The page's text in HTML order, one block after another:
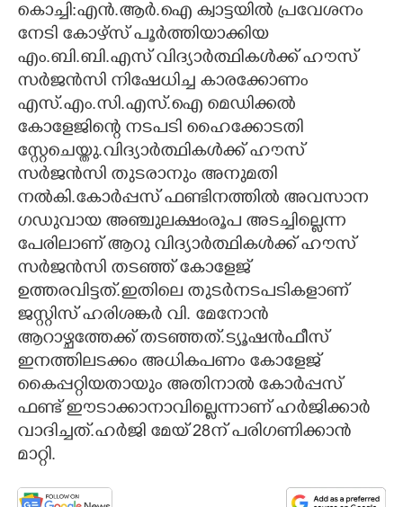
CARTOONS
LITERATURE
ZOOM
CONTACT US
കൊച്ചി:എൻ.ആർ.ഐ ക്വാട്ടയിൽ പ്രവേശനം
നേടി കോഴ്സ് പൂർത്തിയാക്കിയ
എം.ബി.ബി.എസ് വിദ്യാർത്ഥികൾക്ക് ഹൗസ്
സർജൻസി നിഷേധിച്ച കാരക്കോണം
എസ്.എം.സി.എസ്.ഐ മെഡിക്കൽ
കോളേജിന്റെ നടപടി ഹൈക്കോടതി
സ്റ്റേചെയ്തു.വിദ്യാർത്ഥികൾക്ക് ഹൗസ്
സർജൻസി തുടരാനും അനുമതി
നൽകി.കോർപ്പസ് ഫണ്ടിനത്തിൽ അവസാന
ഗഡുവായ അഞ്ചുലക്ഷംരൂപ അടച്ചില്ലെന്ന
പേരിലാണ് ആറു വിദ്യാർത്ഥികൾക്ക് ഹൗസ്
സർജൻസി തടഞ്ഞ് കോളേജ്
ഉത്തരവിട്ടത്.ഇതിലെ തുടർനടപടികളാണ്
ജസ്റ്റിസ് ഹരിശങ്കർ വി. മേനോൻ
ആറാഴ്ചത്തേക്ക് തടഞ്ഞത്.ട്യൂഷൻഫീസ്
ഇനത്തിലടക്കം അധികപണം കോളേജ്
കൈപ്പറ്റിയതായും അതിനാൽ കോർപ്പസ്
ഫണ്ട് ഈടാക്കാനാവില്ലെന്നാണ് ഹർജിക്കാർ
വാദിച്ചത്.ഹർജി മേയ് 28ന് പരിഗണിക്കാൻ
മാറ്റി.